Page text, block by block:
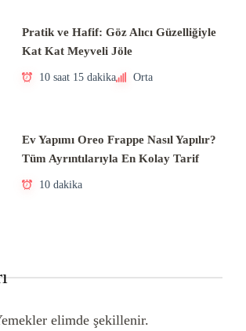
Pratik ve Hafif: Göz Alıcı Güzelliğiyle
Kat Kat Meyveli Jöle
10 saat 15 dakika Orta
Ev Yapımı Oreo Frappe Nasıl Yapılır?
Tüm Ayrıntılarıyla En Kolay Tarif
10 dakika
elimde şekillenir.